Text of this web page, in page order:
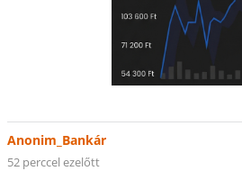
Anonim_Bankár
52 perccel ezelőtt